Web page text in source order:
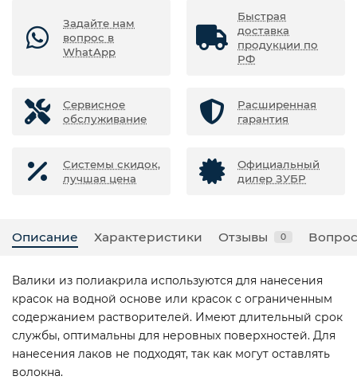
Задайте нам
вопрос в
WhatApp
Быстрая
доставка
продукции по
РФ
Сервисное
обслуживание
Расширенная
гарантия
Системы скидок,
лучшая цена
Официальный
дилер ЗУБР
Описание Характеристики Отзывы 0
Валики из полиакрила используются для нанесения
красок на водной основе или красок с ограниченным
содержанием растворителей. Имеют длительный срок
службы, оптимальны для неровных поверхностей. Для
нанесения лаков не подходят, так как могут оставлять
волокна.